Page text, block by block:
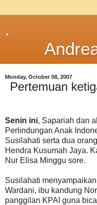
.
Monday, October 08, 2007
Pertemuan
Senin ini, Sapariah dan
Perlindungan Anak
Susilahati serta dua
Hendra Kusumah Jaya.
Nur Elisa Minggu sore.
Susilahati
Wardani, ibu kandung
panggilan KPAI guna